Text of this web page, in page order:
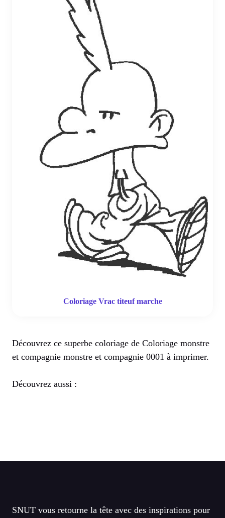
Coloriage Vrac titeuf marche
Découvrez ce superbe coloriage de Coloriage monstre
et compagnie monstre et compagnie 0001 à imprimer.
Découvrez aussi :
SNUT vous retourne la tête avec des inspirations pour